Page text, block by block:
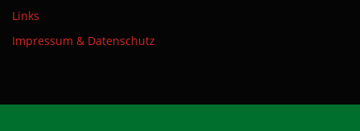
Links
Impressum & Datenschutz